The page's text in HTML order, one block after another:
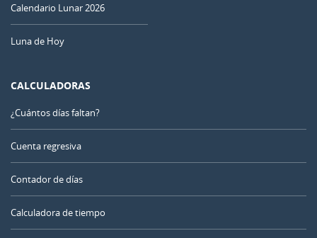
Calendario Lunar 2026
Luna de Hoy
CALCULADORAS
¿Cuántos días faltan?
Cuenta regresiva
Contador de días
Calculadora de tiempo